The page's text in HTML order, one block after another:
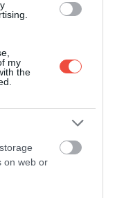
my
the
on web or
muntele
o gamă largă de
Datorită poziției